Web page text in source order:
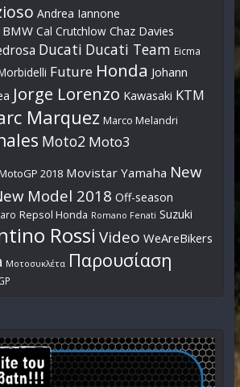
Andrea Iannone
BMW Cal Crutchlow Chaz Davies
Ducati Ducati Team Eicma
Future Honda Johann
Jorge Lorenzo Kawasaki KTM
Marquez Marco Melandri
Moto2 Moto3
2018 Movistar Yamaha New
Model 2018 Off-season
Repsol Honda Romano Fenati Suzuki
Rossi Video WeAreBikers
Μοτοσυκλέτα Παρουσίαση